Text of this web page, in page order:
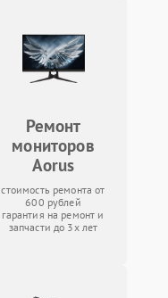
Ремонт
мониторов
Aorus
стоимость ремонта от
600 рублей
гарантия на ремонт и
запчасти до 3х лет